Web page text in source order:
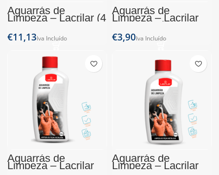
Aguarrás de
Limpeza – Lacrilar (4
Latas de 500ml)
€
Aguarrás de
Limpeza – Lacrilar
(Frasco 1L)
€
Aguarrás de
Limpeza – Lacrilar
Aguarrás de
Limpeza – Lacrilar